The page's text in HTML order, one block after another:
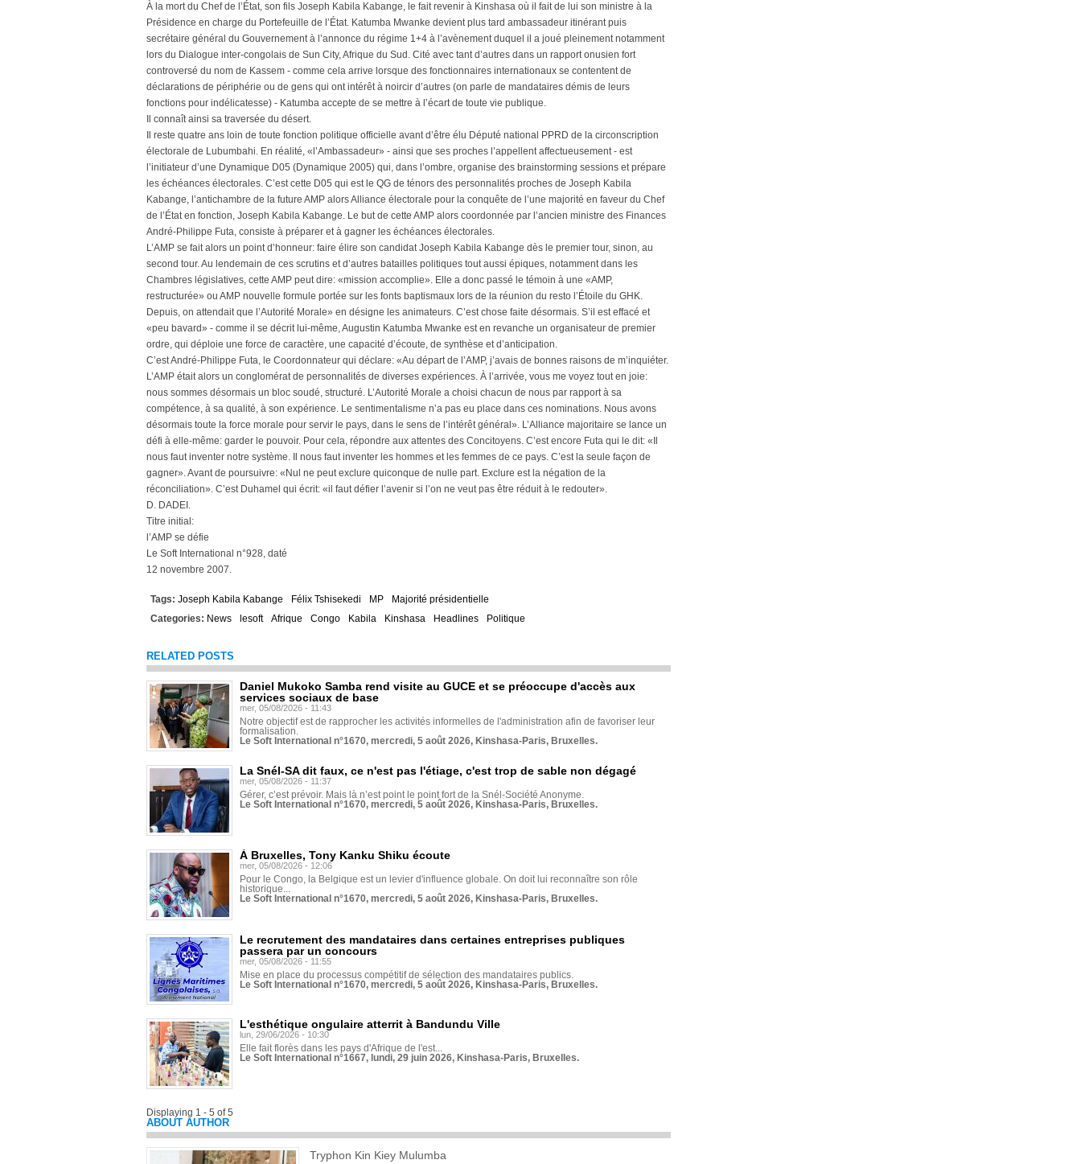
À la mort du Chef de l’État, son fils Joseph Kabila Kabange, le fait revenir à Kinshasa où il fait de lui son ministre à la
Présidence en charge du Portefeuille de l’État. Katumba Mwanke devient plus tard ambassadeur itinérant puis
secrétaire général du Gouvernement à l’annonce du régime 1+4 à l’avènement duquel il a joué pleinement notamment
lors du Dialogue inter-congolais de Sun City, Afrique du Sud. Cité avec tant d’autres dans un rapport onusien fort
controversé du nom de Kassem - comme cela arrive lorsque des fonctionnaires internationaux se contentent de
déclarations de périphérie ou de gens qui ont intérêt à noircir d’autres (on parle de mandataires démis de leurs
fonctions pour indélicatesse) - Katumba accepte de se mettre à l’écart de toute vie publique.
Il connaît ainsi sa traversée du désert.
Il reste quatre ans loin de toute fonction politique officielle avant d’être élu Député national PPRD de la circonscription
électorale de Lubumbahi. En réalité, «l’Ambassadeur» - ainsi que ses proches l’appellent affectueusement - est
l’initiateur d’une Dynamique D05 (Dynamique 2005) qui, dans l’ombre, organise des brainstorming sessions et prépare
les échéances électorales. C’est cette D05 qui est le QG de ténors des personnalités proches de Joseph Kabila
Kabange, l’antichambre de la future AMP alors Alliance électorale pour la conquête de l’une majorité en faveur du Chef
de l’État en fonction, Joseph Kabila Kabange. Le but de cette AMP alors coordonnée par l’ancien ministre des Finances
André-Philippe Futa, consiste à préparer et à gagner les échéances électorales.
L’AMP se fait alors un point d’honneur: faire élire son candidat Joseph Kabila Kabange dès le premier tour, sinon, au
second tour. Au lendemain de ces scrutins et d’autres batailles politiques tout aussi épiques, notamment dans les
Chambres législatives, cette AMP peut dire: «mission accomplie». Elle a donc passé le témoin à une «AMP,
restructurée» ou AMP nouvelle formule portée sur les fonts baptismaux lors de la réunion du resto l’Étoile du GHK.
Depuis, on attendait que l’Autorité Morale» en désigne les animateurs. C’est chose faite désormais. S’il est effacé et
«peu bavard» - comme il se décrit lui-même, Augustin Katumba Mwanke est en revanche un organisateur de premier
ordre, qui déploie une force de caractère, une capacité d’écoute, de synthèse et d’anticipation.
C’est André-Philippe Futa, le Coordonnateur qui déclare: «Au départ de l’AMP, j’avais de bonnes raisons de m’inquiéter.
L’AMP était alors un conglomérat de personnalités de diverses expériences. À l’arrivée, vous me voyez tout en joie:
nous sommes désormais un bloc soudé, structuré. L’Autorité Morale a choisi chacun de nous par rapport à sa
compétence, à sa qualité, à son expérience. Le sentimentalisme n’a pas eu place dans ces nominations. Nous avons
désormais toute la force morale pour servir le pays, dans le sens de l’intérêt général». L’Alliance majoritaire se lance un
défi à elle-même: garder le pouvoir. Pour cela, répondre aux attentes des Concitoyens. C’est encore Futa qui le dit: «Il
nous faut inventer notre système. Il nous faut inventer les hommes et les femmes de ce pays. C’est la seule façon de
gagner». Avant de poursuivre: «Nul ne peut exclure quiconque de nulle part. Exclure est la négation de la
réconciliation». C’est Duhamel qui écrit: «il faut défier l’avenir si l’on ne veut pas être réduit à le redouter».
D. DADEI.
Titre initial:
l’AMP se défie
Le Soft International n°928, daté
12 novembre 2007.
Tags: Joseph Kabila Kabange Félix Tshisekedi MP
Majorité présidentielle
Categories: News lesoft Afrique Congo Kabila Kinshasa Headlines Politique
RELATED POSTS
Daniel Mukoko Samba rend visite au GUCE et se préoccupe d'accès aux
services sociaux de base
mer, 05/08/2026 - 11:43
Notre objectif est de rapprocher les activités informelles de l'administration afin de favoriser leur
formalisation.
Le Soft International n°1670, mercredi, 5 août 2026, Kinshasa-Paris, Bruxelles.
La Snél-SA dit faux, ce n'est pas l'étiage, c'est trop de sable non dégagé
mer, 05/08/2026 - 11:37
Gérer, c’est prévoir. Mais là n’est point le point fort de la Snél-Société Anonyme.
Le Soft International n°1670, mercredi, 5 août 2026, Kinshasa-Paris, Bruxelles.
À Bruxelles, Tony Kanku Shiku écoute
mer, 05/08/2026 - 12:06
Pour le Congo, la Belgique est un levier d'influence globale. On doit lui reconnaître son rôle
historique...
Le Soft International n°1670, mercredi, 5 août 2026, Kinshasa-Paris, Bruxelles.
Le recrutement des mandataires dans certaines entreprises publiques
passera par un concours
mer, 05/08/2026 - 11:55
Mise en place du processus compétitif de sélection des mandataires publics.
Le Soft International n°1670, mercredi, 5 août 2026, Kinshasa-Paris, Bruxelles.
L'esthétique ongulaire atterrit à Bandundu Ville
lun, 29/06/2026 - 10:30
Elle fait florès dans les pays d'Afrique de l'est...
Le Soft International n°1667, lundi, 29 juin 2026, Kinshasa-Paris, Bruxelles.
Displaying 1 - 5 of 5
ABOUT AUTHOR
Tryphon Kin Kiey Mulumba